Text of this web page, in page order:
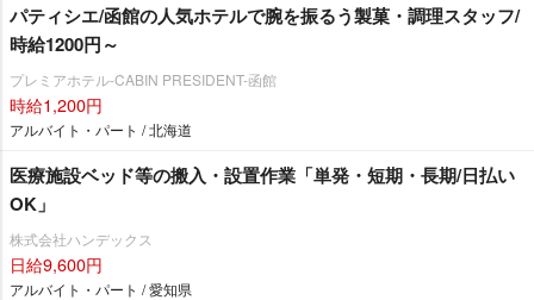
パティシエ/函館の人気ホテルで腕を振るう製菓・調理スタッフ/
時給1200円～
プレミアホテル-CABIN PRESIDENT-函館
時給1,200円
アルバイト・パート / 北海道
医療施設ベッド等の搬入・設置作業「単発・短期・長期/日払い
OK」
株式会社ハンデックス
日給9,600円
アルバイト・パート / 愛知県